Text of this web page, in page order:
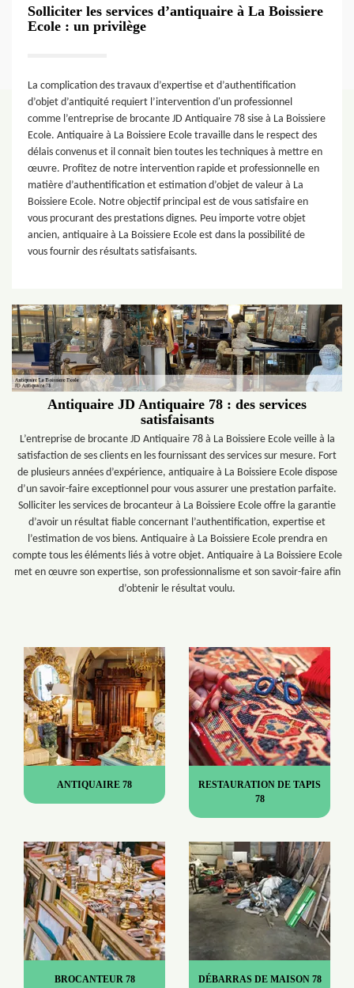
Solliciter les services d’antiquaire à La Boissiere
Ecole : un privilège
La complication des travaux d’expertise et d’authentification
d’objet d’antiquité requiert l’intervention d'un professionnel
comme l’entreprise de brocante JD Antiquaire 78 sise à La Boissiere
Ecole. Antiquaire à La Boissiere Ecole travaille dans le respect des
délais convenus et il connait bien toutes les techniques à mettre en
œuvre. Profitez de notre intervention rapide et professionnelle en
matière d’authentification et estimation d’objet de valeur à La
Boissiere Ecole. Notre objectif principal est de vous satisfaire en
vous procurant des prestations dignes. Peu importe votre objet
ancien, antiquaire à La Boissiere Ecole est dans la possibilité de
vous fournir des résultats satisfaisants.
Antiquaire JD Antiquaire 78 : des services
satisfaisants
L’entreprise de brocante JD Antiquaire 78 à La Boissiere Ecole veille à la
satisfaction de ses clients en les fournissant des services sur mesure. Fort
de plusieurs années d’expérience, antiquaire à La Boissiere Ecole dispose
d’un savoir-faire exceptionnel pour vous assurer une prestation parfaite.
Solliciter les services de brocanteur à La Boissiere Ecole offre la garantie
d’avoir un résultat fiable concernant l’authentification, expertise et
l’estimation de vos biens. Antiquaire à La Boissiere Ecole prendra en
compte tous les éléments liés à votre objet. Antiquaire à La Boissiere Ecole
met en œuvre son expertise, son professionnalisme et son savoir-faire afin
d’obtenir le résultat voulu.
ANTIQUAIRE 78
RESTAURATION DE TAPIS
78
BROCANTEUR 78 DÉBARRAS DE MAISON 78